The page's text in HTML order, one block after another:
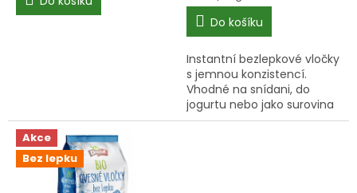
cena:
Do košíku
Instantní bezlepkové vločky
s jemnou konzistencí.
Vhodné na snídani, do
jogurtu nebo jako surovina
při pečení. Více informací ▾
Akce
Bez lepku